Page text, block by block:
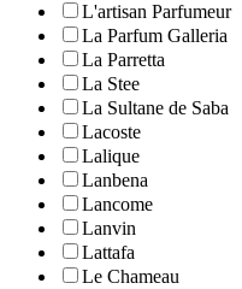
L'artisan Parfumeur
La Parfum Galleria
La Parretta
La Stee
La Sultane de Saba
Lacoste
Lalique
Lanbena
Lancome
Lanvin
Lattafa
Le Chameau